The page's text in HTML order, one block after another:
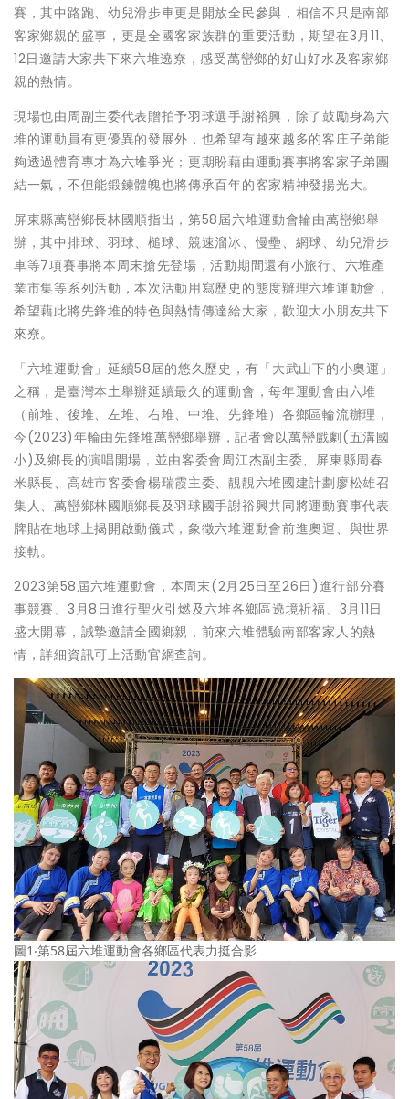
賽，其中路跑、幼兒滑步車更是開放全民參與，相信不只是南部
客家鄉親的盛事，更是全國客家族群的重要活動，期望在3月11、
12日邀請大家共下來六堆遶尞，感受萬巒鄉的好山好水及客家鄉
親的熱情。
現場也由周副主委代表贈拍予羽球選手謝裕興，除了鼓勵身為六
堆的運動員有更優異的發展外，也希望有越來越多的客庄子弟能
夠透過體育專才為六堆爭光；更期盼藉由運動賽事將客家子弟團
結一氣，不但能鍛鍊體魄也將傳承百年的客家精神發揚光大。
屏東縣萬巒鄉長林國順指出，第58屆六堆運動會輪由萬巒鄉舉
辦，其中排球、羽球、槌球、競速溜冰、慢壘、網球、幼兒滑步
車等7項賽事將本周末搶先登場，活動期間還有小旅行、六堆產
業市集等系列活動，本次活動用寫歷史的態度辦理六堆運動會，
希望藉此將先鋒堆的特色與熱情傳達給大家，歡迎大小朋友共下
來尞。
「六堆運動會」延續58屆的悠久歷史，有「大武山下的小奧運」
之稱，是臺灣本土舉辦延續最久的運動會，每年運動會由六堆
（前堆、後堆、左堆、右堆、中堆、先鋒堆）各鄉區輪流辦理，
今(2023)年輪由先鋒堆萬巒鄉舉辦，記者會以萬巒戲劇(五溝國
小)及鄉長的演唱開場，並由客委會周江杰副主委、屏東縣周春
米縣長、高雄市客委會楊瑞霞主委、靚靚六堆國建計劃廖松雄召
集人、萬巒鄉林國順鄉長及羽球國手謝裕興共同將運動賽事代表
牌貼在地球上揭開啟動儀式，象徵六堆運動會前進奧運、與世界
接軌。
2023第58屆六堆運動會，本周末(2月25日至26日)進行部分賽
事競賽、3月8日進行聖火引燃及六堆各鄉區遶境祈福、3月11日
盛大開幕，誠摯邀請全國鄉親，前來六堆體驗南部客家人的熱
情，詳細資訊可上活動官網查詢。
圖1‧第58屆六堆運動會各鄉區代表力挺合影